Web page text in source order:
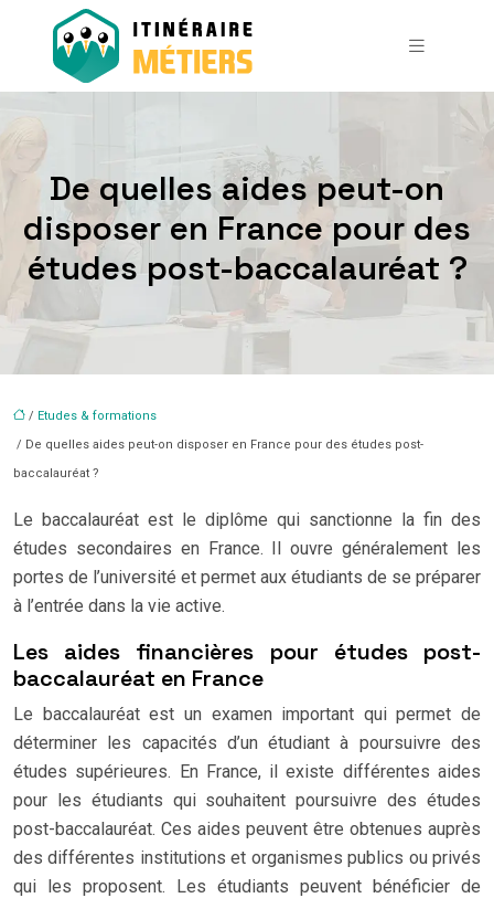
De quelles aides peut-on
disposer en France pour des
études post-baccalauréat ?
/ Etudes & formations
/ De quelles aides peut-on disposer en France pour des études post-
baccalauréat ?
Le baccalauréat est le diplôme qui sanctionne la fin des
études secondaires en France. Il ouvre généralement les
portes de l’université et permet aux étudiants de se préparer
à l’entrée dans la vie active.
Les aides financières pour études post-
baccalauréat en France
Le baccalauréat est un examen important qui permet de
déterminer les capacités d’un étudiant à poursuivre des
études supérieures. En France, il existe différentes aides
pour les étudiants qui souhaitent poursuivre des études
post-baccalauréat. Ces aides peuvent être obtenues auprès
des différentes institutions et organismes publics ou privés
qui les proposent. Les étudiants peuvent bénéficier de